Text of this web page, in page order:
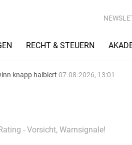
RECHT & STEUERN
knapp halbiert 07.08.2026, 13:01
- Vorsicht, Warnsignale!